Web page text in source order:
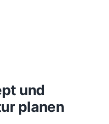
und
planen